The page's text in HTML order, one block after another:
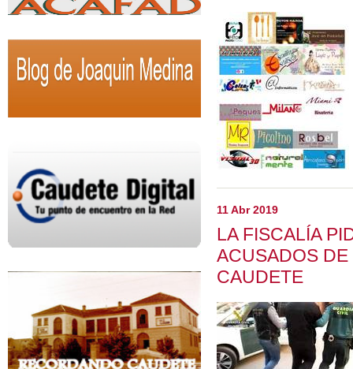
11 Abr 2019
LA FISCALÍA
ACUSADOS DE
CAUDETE